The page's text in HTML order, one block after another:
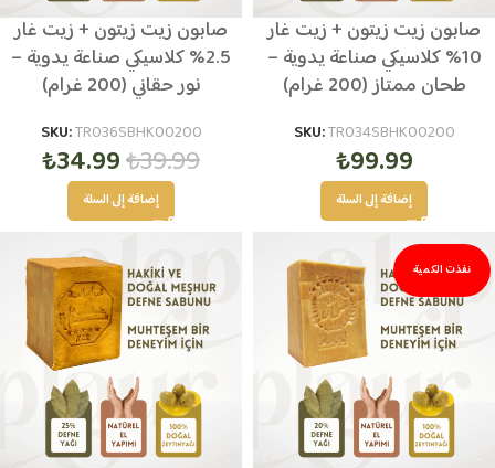
صابون زيت زيتون + زيت غار
10% كلاسيكي صناعة يدوية –
طحان ممتاز (200 غرام)
SKU:TR034SBHK00200
₺99.99
إضافة إلى السلة
صابون زيت زيتون + زيت غار
2.5% كلاسيكي صناعة يدوية –
نور حقاني (200 غرام)
SKU:TR036SBHK00200
₺39.99
₺34.99
إضافة إلى السلة
نفذت الكمية